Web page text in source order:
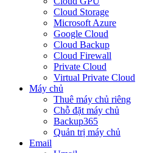
Cloud Storage
Microsoft Azure
Google Cloud
Cloud Backup
Cloud Firewall
Private Cloud
Virtual Private Cloud
Máy chủ
Thuê máy chủ riêng
Chỗ đặt máy chủ
Backup365
Quản trị máy chủ
Email